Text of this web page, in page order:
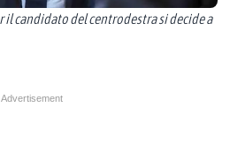
il candidato del centrodestra si decide a